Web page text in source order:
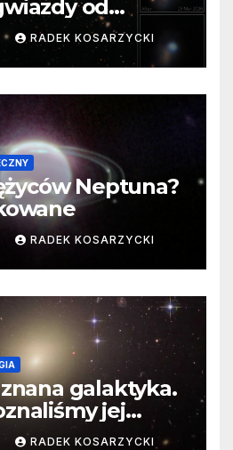
od
Niezwykle
RADEK KOSARZYCKI
Neptuna?
RADEK KOSARZYCKI
galaktyka.
jej
RADEK KOSARZYCKI